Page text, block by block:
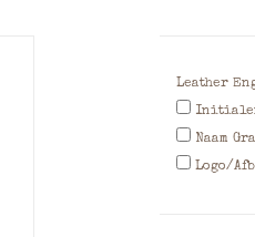
Leather
Initialen
Naam
Logo/